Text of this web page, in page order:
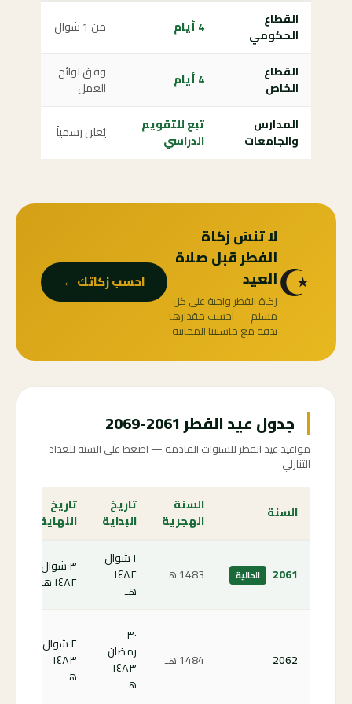
القطاع
الحكومي
4 أيام من 1 شوال
القطاع
الخاص
4 أيام
وفق لوائح
العمل
المدارس
والجامعات
تبع للتقويم
الدراسي
يُعلن رسمياً
☪️
لا تنسَ زكاة
الفطر قبل صلاة
العيد
زكاة الفطر واجبة على كل
مسلم — احسب مقدارها
بدقة مع حاسبتنا المجانية
احسب زكاتك ←
جدول عيد الفطر 2061-2069
مواعيد عيد الفطر للسنوات القادمة — اضغط على السنة للعداد
التنازلي
السنة
السنة
الهجرية
تاريخ
البداية
تاريخ
النهاية
2061 الحالية 1483 هـ
١ شوال
١٤٨٢
هـ
٣ شوال
١٤٨٢ هـ
2062 1484 هـ
٣٠
رمضان
١٤٨٣
هـ
٢ شوال
١٤٨٣
هـ